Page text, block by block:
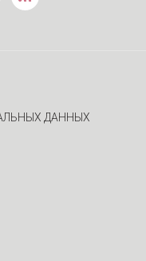
ДАННЫХ